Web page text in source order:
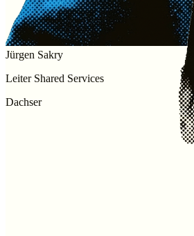
Jürgen Sakry
Leiter Shared Services
Dachser